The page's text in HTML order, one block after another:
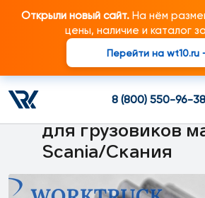
Открыли новый сайт.На нём
цены, наличие и каталог
Перейти на wt10.ru
8 (800) 550-96-38
2034857
шестерня
КПП GR/GRS905
для грузовиков
Scania/Скания